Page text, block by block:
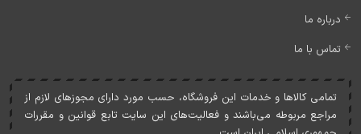
درباره ما
تماس با ما
تمامی کالاها و خدمات اين فروشگاه، حسب مورد دارای مجوزهای لازم از
مراجع مربوطه می‌باشند و فعاليت‌های اين سايت تابع قوانين و مقررات